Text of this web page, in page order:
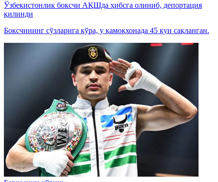
Ўзбекистонлик боксчи АҚШда ҳибсга олиниб, депортация
қилинди
Боксчининг сўзларига кўра, у қамоқхонада 45 кун сақланган.